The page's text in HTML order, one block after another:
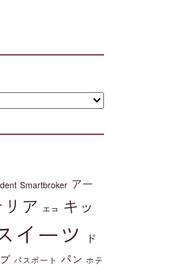
Smartbroker アー
ア エコ キッ
イーツ
ド
パスポート パン ホテ